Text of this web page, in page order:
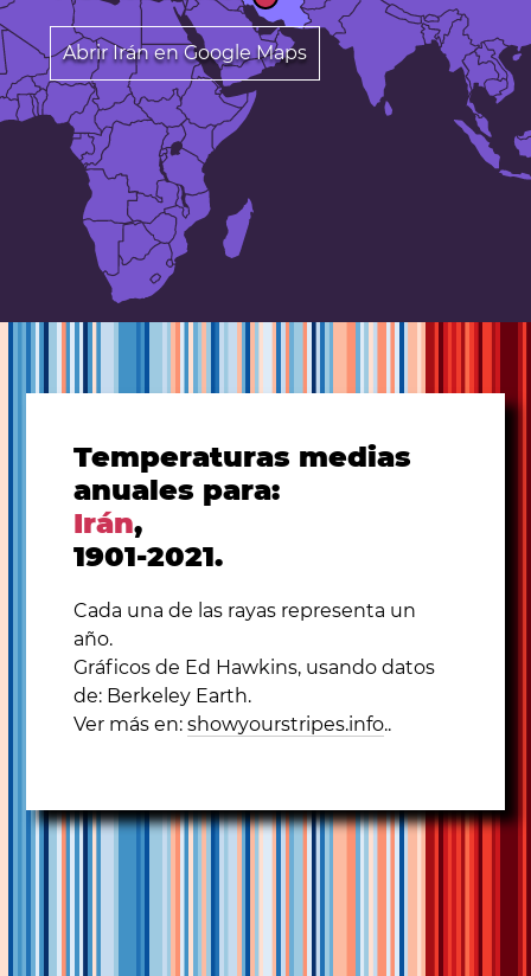
Abrir Irán en Google Maps
Temperaturas medias
anuales para:
Irán,
1901-2021.
Cada una de las rayas representa un
año.
Gráficos de Ed Hawkins, usando datos
de: Berkeley Earth.
Ver más en:showyourstripes.info..